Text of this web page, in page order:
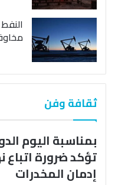
ثقافة وفن
بمناسبة اليوم
تؤكد ضرورة
إدمان المخدرات